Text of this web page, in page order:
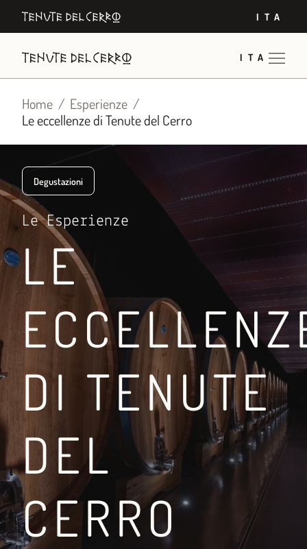
ITA
ITA
TRA LA VIA
LEGGI DI PIÙ
Home
Esperienze
Le eccellenze di Tenute del Cerro
Degustazioni
Le Esperienze
LE
DI TENUTE
DEL
CERRO